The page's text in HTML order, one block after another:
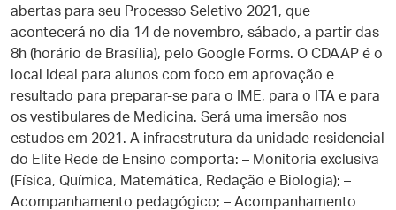
abertas para seu Processo Seletivo 2021, que
acontecerá no dia 14 de novembro, sábado, a partir das
8h (horário de Brasília), pelo Google Forms. O CDAAP é o
local ideal para alunos com foco em aprovação e
resultado para preparar-se para o IME, para o ITA e para
os vestibulares de Medicina. Será uma imersão nos
estudos em 2021. A infraestrutura da unidade residencial
do Elite Rede de Ensino comporta: – Monitoria exclusiva
(Física, Química, Matemática, Redação e Biologia); –
Acompanhamento pedagógico; – Acompanhamento